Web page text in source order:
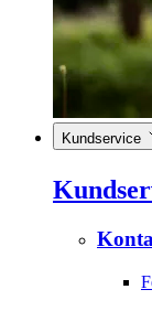
Kundservice